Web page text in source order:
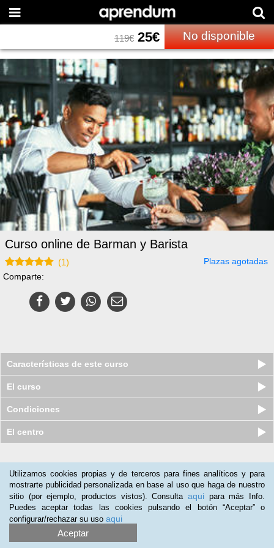
119€25€ No disponible
Curso online de Barman y Barista
(1)
Plazas agotadas
Comparte:
Características de este curso
El curso
Condiciones
El centro
Bernardo Martínez (03-06-2019)
Este curso ha ampliado mis conocimientos vertiginosamente. Lo
recomiendo a todos los que trabajan en la rama, pues no solo les
actualizaria sino tambien que ampliaria sus conocimientos a la
altura de la exigencia actual en estos campos.
Utilizamos cookies propias y de terceros para fines analíticos y para
mostrarte publicidad personalizada en base al uso que haga de nuestro
sitio (por ejemplo, productos vistos). Consulta aqui para más Info.
Puedes aceptar todas las cookies pulsando el botón “Aceptar” o
configurar/rechazar su uso aqui
Aceptar